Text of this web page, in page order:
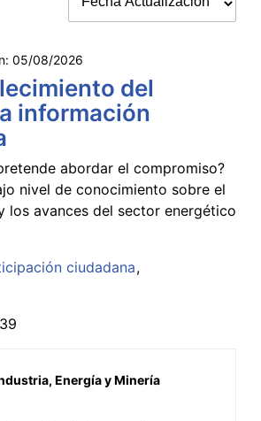
05/08/2026
del
información
abordar el compromiso?
nivel de conocimiento sobre el
los avances del sector energético
ciudadana
Energía y Minería